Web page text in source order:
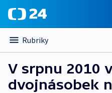
Rubriky
V srpnu 2010
dvojnásobek